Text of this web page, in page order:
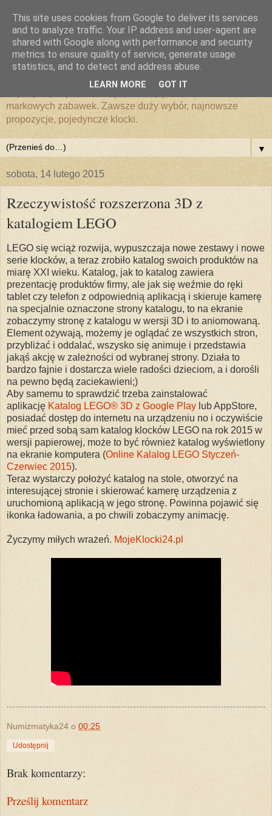
Zabawki i klocki LEGO
MojeKlocki24.pl
markowych zabawek. Zawsze duży wybór, najnowsze
propozycje, pojedyncze klocki.
▼
sobota, 14 lutego 2015
Rzeczywistość rozszerzona 3D z
katalogiem LEGO
LEGO się wciąż rozwija, wypuszczaja nowe zestawy i nowe
serie klocków, a teraz zrobiło katalog swoich produktów na
miarę XXI wieku. Katalog, jak to katalog zawiera
prezentację produktów firmy, ale jak się weźmie do ręki
tablet czy telefon z odpowiednią aplikacją i skieruje kamerę
na specjalnie oznaczone strony katalogu, to na ekranie
zobaczymy stronę z katalogu w wersji 3D i to aniomowaną.
Element ożywają, możemy je oglądać ze wszystkich stron,
przybliżać i oddalać, wszysko się animuje i przedstawia
jakąś akcję w zależności od wybranej strony. Działa to
bardzo fajnie i dostarcza wiele radości dzieciom, a i dorośli
na pewno będą zaciekawieni;)
Aby samemu to sprawdzić trzeba zainstalować
aplikację Katalog LEGO® 3D z Google Play lub AppStore,
posiadać dostęp do internetu na urządzeniu no i oczywiście
mieć przed sobą sam katalog klocków LEGO na rok 2015 w
wersji papierowej, może to być również katalog wyświetlony
na ekranie komputera (Online Kalalog LEGO Styczeń-
Czerwiec 2015).
Teraz wystarczy położyć katalog na stole, otworzyć na
interesującej stronie i skierować kamerę urządzenia z
uruchomioną aplikacją w jego stronę. Powinna pojawić się
ikonka ładowania, a po chwili zobaczymy animację.
Życzymy miłych wrażeń. MojeKlocki24.pl
Numizmatyka24 o 00:25
Udostępnij
Brak komentarzy:
Prześlij komentarz
This site uses cookies from Google to deliver its services
and to analyze traffic. Your IP address and user-agent are
shared with Google along with performance and security
metrics to ensure quality of service, generate usage
statistics, and to detect and address abuse.
LEARN MORE GOT IT